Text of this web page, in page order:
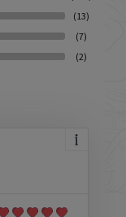
(13)
(7)
(2)